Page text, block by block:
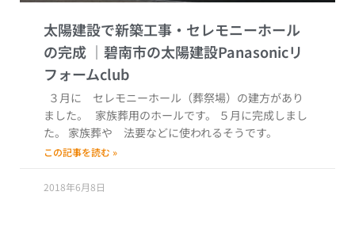
太陽建設で新築工事・セレモニーホール
の完成
３月に セレモニーホール（葬祭場）の建方があり
ました。 家族葬用のホールです。 ５月に完成しまし
た。 家族葬や 法要などに使われるそうです。
この記事を読む »
2018年6月8日